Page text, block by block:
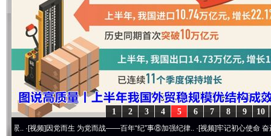
10
9
8
7
6
5
4
3
2
1
因党而生 为党而战——百年“纪”事⑧加强纪律..·[视频]牢记初心使命 奋进复兴征